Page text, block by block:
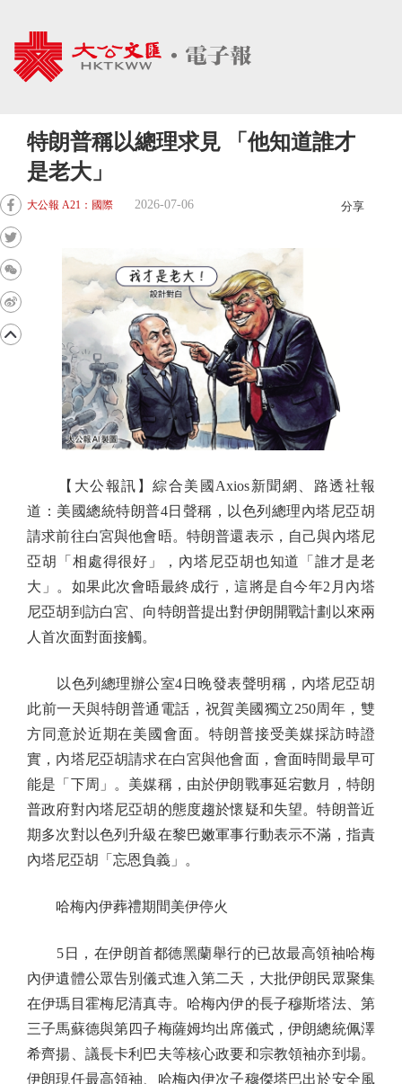
特朗普稱以總理求見 「他知道誰才
是老大」
大公報 A21：國際 2026-07-06 分享
【大公報訊】綜合美國Axios新聞網、路透社報
道：美國總統特朗普4日聲稱，以色列總理內塔尼亞胡
請求前往白宮與他會晤。特朗普還表示，自己與內塔尼
亞胡「相處得很好」，內塔尼亞胡也知道「誰才是老
大」。如果此次會晤最終成行，這將是自今年2月內塔
尼亞胡到訪白宮、向特朗普提出對伊朗開戰計劃以來兩
人首次面對面接觸。
以色列總理辦公室4日晚發表聲明稱，內塔尼亞胡
此前一天與特朗普通電話，祝賀美國獨立250周年，雙
方同意於近期在美國會面。特朗普接受美媒採訪時證
實，內塔尼亞胡請求在白宮與他會面，會面時間最早可
能是「下周」。美媒稱，由於伊朗戰事延宕數月，特朗
普政府對內塔尼亞胡的態度趨於懷疑和失望。特朗普近
期多次對以色列升級在黎巴嫩軍事行動表示不滿，指責
內塔尼亞胡「忘恩負義」。
哈梅內伊葬禮期間美伊停火
5日，在伊朗首都德黑蘭舉行的已故最高領袖哈梅
內伊遺體公眾告別儀式進入第二天，大批伊朗民眾聚集
在伊瑪目霍梅尼清真寺。哈梅內伊的長子穆斯塔法、第
三子馬蘇德與第四子梅薩姆均出席儀式，伊朗總統佩澤
希齊揚、議長卡利巴夫等核心政要和宗教領袖亦到場。
伊朗現任最高領袖、哈梅內伊次子穆傑塔巴出於安全風